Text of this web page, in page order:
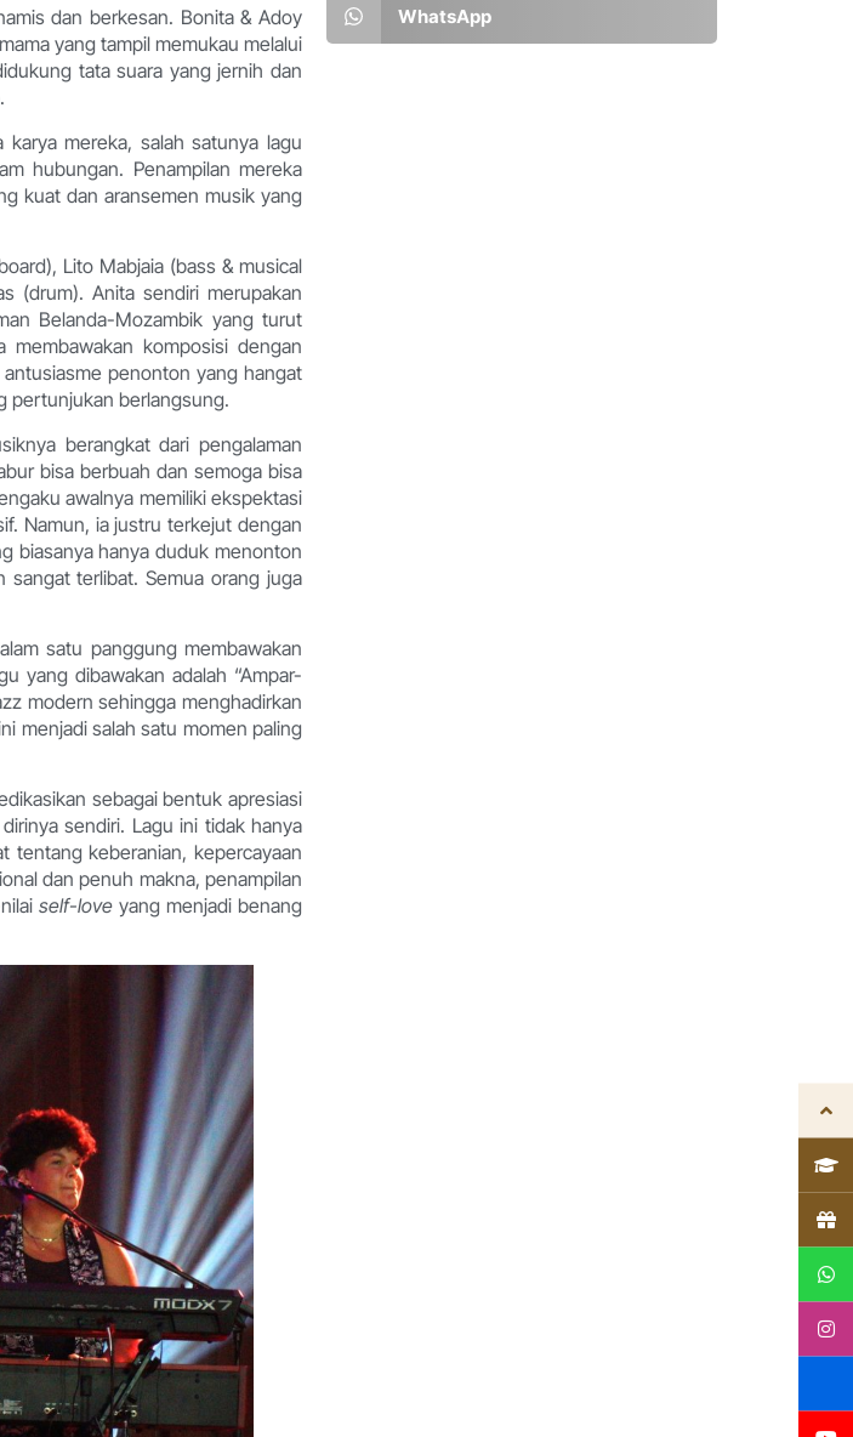
dan berkesan. Bonita & Adoy
yang tampil memukau melalui
tata suara yang jernih dan
mereka, salah satunya lagu
hubungan. Penampilan mereka
kuat dan aransemen musik yang
Lito Mabjaia (bass & musical
(drum). Anita sendiri merupakan
Belanda-Mozambik yang turut
membawakan komposisi dengan
penonton yang hangat
pertunjukan berlangsung.
berangkat dari pengalaman
bisa berbuah dan semoga bisa
awalnya memiliki ekspektasi
Namun, ia justru terkejut dengan
biasanya hanya duduk menonton
terlibat. Semua orang juga
satu panggung membawakan
yang dibawakan adalah “Ampar-
modern sehingga menghadirkan
menjadi salah satu momen paling
sebagai bentuk apresiasi
sendiri. Lagu ini tidak hanya
tentang keberanian, kepercayaan
dan penuh makna, penampilan
self-love yang menjadi benang
WhatsApp